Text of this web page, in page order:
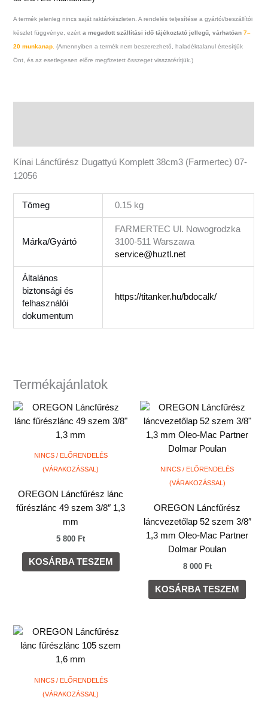
A termék jelenleg nincs saját raktárkészleten. A rendelés teljesítése a gyártói/beszállítói
készlet függvénye, ezérta megadott szállítási idő tájékoztató jellegű, várhatóan7–
20 munkanap. (Amennyiben a termék nem beszerezhető, haladéktalanul értesítjük
Önt, és az esetlegesen előre megfizetett összeget visszatérítjük.)
Kínai Láncfűrész Dugattyú Komplett 38cm3 (Farmertec) 07-
12056
Tömeg 0.15 kg
Márka/Gyártó
FARMERTEC Ul. Nowogrodzka
3100-511 Warszawa
service@huztl.net
Általános
biztonsági és
felhasználói
dokumentum
https://titanker.hu/bdocalk/
Termékajánlatok
NINCS / ELŐRENDELÉS
(VÁRAKOZÁSSAL)
OREGON Láncfűrész lánc
fűrészlánc 49 szem 3/8″ 1,3
mm
5 800 Ft
KOSÁRBA TESZEM
NINCS / ELŐRENDELÉS
(VÁRAKOZÁSSAL)
OREGON Láncfűrész
láncvezetőlap 52 szem 3/8″
1,3 mm Oleo-Mac Partner
Dolmar Poulan
8 000 Ft
KOSÁRBA TESZEM
NINCS / ELŐRENDELÉS
(VÁRAKOZÁSSAL)